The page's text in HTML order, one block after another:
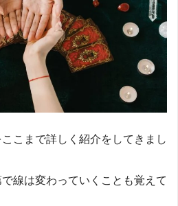
こまで詳しく紹介をしてきまし
線は変わっていくことも覚えて